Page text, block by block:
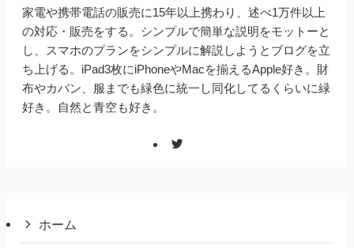
家電や携帯電話の販売に15年以上携わり、述べ1万件以上
の対応・販売をする。シンプルで簡単な説明をモットーと
し、スマホのプランをシンプルに解説しようとブログを立
ち上げる。iPad3枚にiPhoneやMacを揃えるApple好き。財
布やカバン、服までも緑色に統一し同化してるくらいに緑
好き。自然と青空も好き。
ホーム